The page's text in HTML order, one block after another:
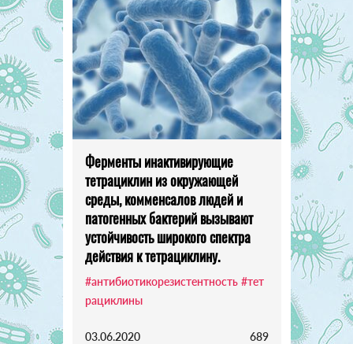
Ферменты инактивирующие
тетрациклин из окружающей
среды, комменсалов людей и
патогенных бактерий вызывают
устойчивость широкого спектра
действия к тетрациклину.
#антибиотикорезистентность #тет
рациклины
03.06.2020 689